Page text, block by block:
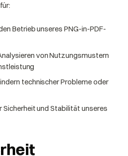
Betrieb unseres PNG-in-PDF-
von Nutzungsmustern
technischer Probleme oder
Sicherheit und Stabilität unseres